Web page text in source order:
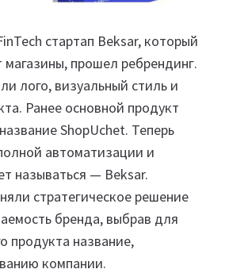
стартап Beksar, который
магазины, прошел ребрендинг.
лого, визуальный стиль и
Ранее основной продукт
ShopUchet. Теперь
автоматизации и
называться — Beksar.
стратегическое решение
бренда, выбрав для
продукта название,
компании.